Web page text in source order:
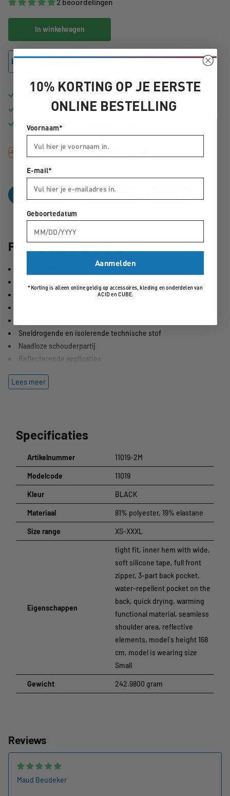
2 beoordelingen
In winkelwagen
Bekijk winkelvoorraad
1 tot 3 werkdagenin huis
Advies van echte
Omschrijving
Productomschrijving
NauWSluitende pasvorm
Sneldrogende en isolerende technische stof
Naadloze schouderpartij
Reflecterende applicaties
Model draagt maat S
uitstek geschikt voor de wat frissere dagen. De sportieve snit sluit
met stroeve siliconenapplicatie en de voorgevormde kraag zorgen
ervoor dat het shirt mooi blijft zitten. Drie achterzakken en een
waterdichte zijzakje met ritssluiting bieden voldoende
opbergruimte.
Kleur:zwart
81% polyester, 19% elastaan
Lees meer
Specificaties
Artikelnummer 11019-2M
Modelcode 11019
Kleur BLACK
Materiaal 81% polyester, 19% elastane
Size range XS-XXXL
Eigenschappen
tight fit, inner hem with wide,
soft silicone tape, full front
zipper, 3-part back pocket,
water-repellent pocket on the
back, quick drying, warming
functional material, seamless
shoulder area, reflective
elements, model´s height 168
cm, model is wearing size
Small
Gewicht 242.9800 gram
Reviews
Maud Beudeker
10% KORTING OP JE EERSTE
ONLINE BESTELLING
Voornaam*
E-mail*
Geboortedatum
Aanmelden
*Korting is alleen online geldig op accessoires, kleding en onderdelen van
ACID en CUBE.